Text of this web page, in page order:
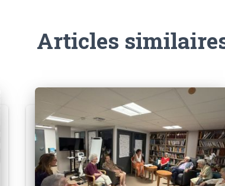
Articles